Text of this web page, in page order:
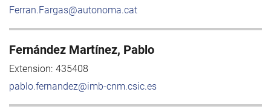
Ferran.Fargas@autonoma.cat
Fernández Martínez, Pablo
Extension: 435408
pablo.fernandez@imb-cnm.csic.es